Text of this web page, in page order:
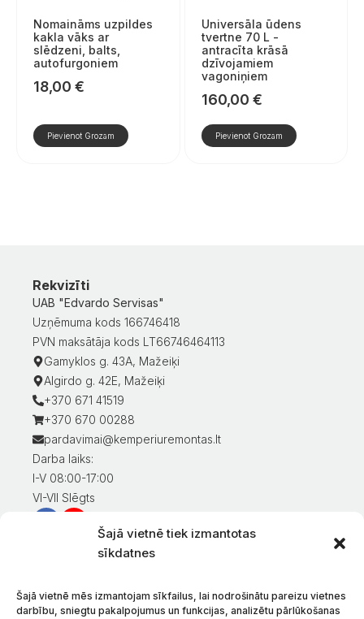
Šajā vietnē tiek izmantotas
sīkdatnes
Šajā vietnē mēs izmantojam sīkfailus, lai nodrošinātu pareizu vietnes
darbību, sniegtu pakalpojumus un funkcijas, analizētu pārlūkošanas
Nomaināms uzpildes
kakla vāks ar
slēdzeni, balts,
autofurgoniem
18,00 €
Pievienot Grozam
Universāla ūdens
tvertne 70 L -
antracīta krāsā
dzīvojamiem
vagoniņiem
160,00 €
Pievienot Grozam
Rekvizīti
UAB "Edvardo Servisas"
Uzņēmuma kods 166746418
PVN maksātāja kods LT66746464113
Gamyklos g. 43A, Mažeiķi
Algirdo g. 42E, Mažeiķi
+370 671 41519
+370 670 00288
pardavimai@kemperiuremontas.lt
Darba laiks:
I-V 08:00-17:00
VI-VII Slēgts
Informācija klientiem
Preču piegāde